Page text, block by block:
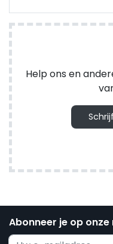
Help ons en
Abonneer je op